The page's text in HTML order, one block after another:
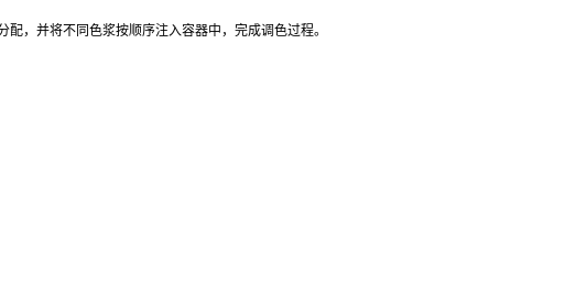
，并将不同色浆按顺序注入容器中，完成调色过程。